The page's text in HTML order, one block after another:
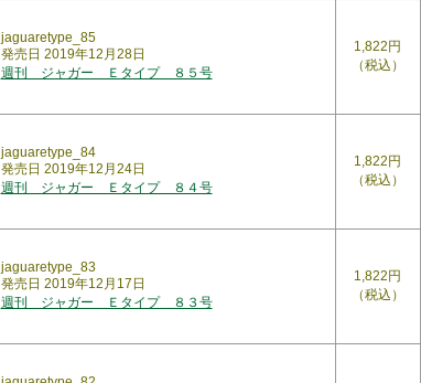
jaguaretype_85
発売日 2019年12月28日
週刊 ジャガー Ｅタイプ ８５号
1,822円
（税込）
jaguaretype_84
発売日 2019年12月24日
週刊 ジャガー Ｅタイプ ８４号
1,822円
（税込）
jaguaretype_83
発売日 2019年12月17日
週刊 ジャガー Ｅタイプ ８３号
1,822円
（税込）